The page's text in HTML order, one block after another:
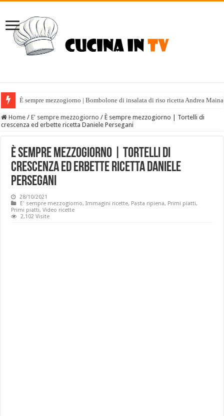
È sempre mezzogiorno | Bombolone di insalata di riso ricetta Andrea
Home / E' sempre mezzogiorno / È sempre mezzogiorno | Tortelli di
crescenza ed erbette ricetta Daniele Persegani
È sempre mezzogiorno | Tortelli di
crescenza ed erbette ricetta Daniele
Persegani
28/10/2021
E' sempre mezzogiorno,Immagini ricette, Pasta ripiena, Primi piatti,
Primi piatti,Video ricette
2,102 Visite